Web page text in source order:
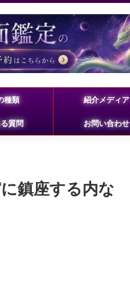
種類 紹介メディア
質問 お問い合わせ
鎮座する内な